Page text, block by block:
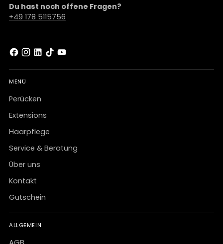
Du hast noch offene Fragen?
+49 178 5115756
MENÜ
Perücken
Extensions
Haarpflege
Service & Beratung
Über uns
Kontakt
Gutschein
ALLGEMEIN